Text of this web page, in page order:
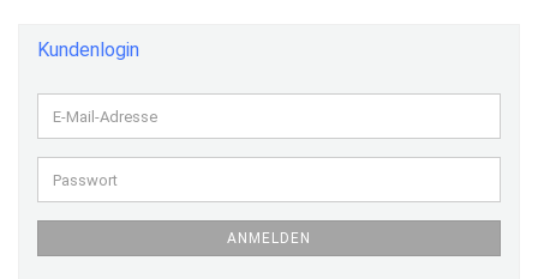
Kundenlogin
E-
Mail-
Adresse
Passwort
ANMELDEN